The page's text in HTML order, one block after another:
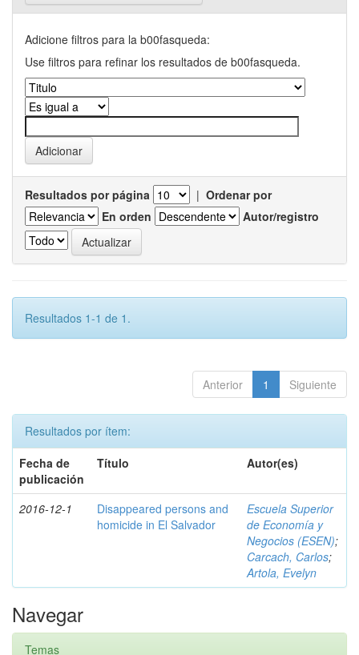
Adicione filtros para la b00fasqueda:
Use filtros para refinar los resultados de b00fasqueda.
Resultados por página | Ordenar por
En orden
Autor/registro
Resultados 1-1 de 1.
Anterior 1 Siguiente
Resultados por ítem:
Fecha de
publicación
Título Autor(es)
2016-12-1
Disappeared persons and
homicide in El Salvador
Escuela Superior
de Economía y
Negocios (ESEN);
Carcach, Carlos;
Artola, Evelyn
Navegar
Temas